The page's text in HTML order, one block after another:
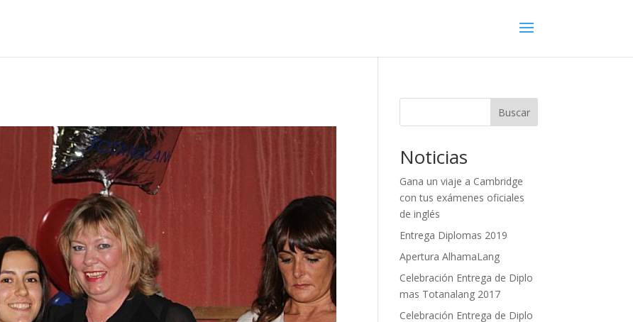
Buscar
Noticias
Gana un viaje a Cambridge
con tus exámenes oficiales
de inglés
Entrega Diplomas 2019
Apertura AlhamaLang
Celebración Entrega de Diplo
mas Totanalang 2017
Celebración Entrega de Diplo